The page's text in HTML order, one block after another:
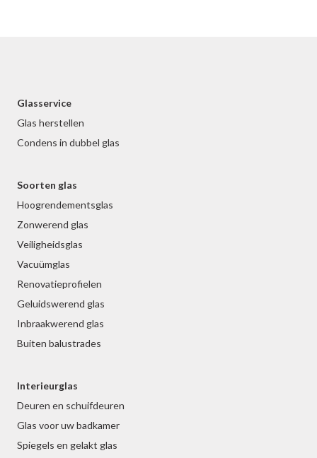
Glasservice
Glas herstellen
Condens in dubbel glas
Soorten glas
Hoogrendementsglas
Zonwerend glas
Veiligheidsglas
Vacuümglas
Renovatieprofielen
Geluidswerend glas
Inbraakwerend glas
Buiten balustrades
Interieurglas
Deuren en schuifdeuren
Glas voor uw badkamer
Spiegels en gelakt glas